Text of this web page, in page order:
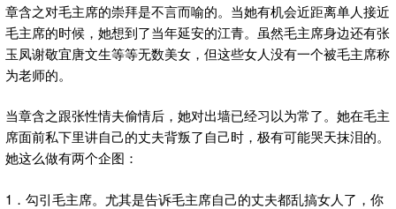
章含之对毛主席的崇拜是不言而喻的。当她有机会近距离单人接近
毛主席的时候，她想到了当年延安的江青。虽然毛主席身边还有张
玉凤谢敬宜唐文生等等无数美女，但这些女人没有一个被毛主席称
为老师的。
当章含之跟张性情夫偷情后，她对出墙已经习以为常了。她在毛主
席面前私下里讲自己的丈夫背叛了自己时，极有可能哭天抹泪的。
她这么做有两个企图：
1．勾引毛主席。尤其是告诉毛主席自己的丈夫都乱搞女人了，你